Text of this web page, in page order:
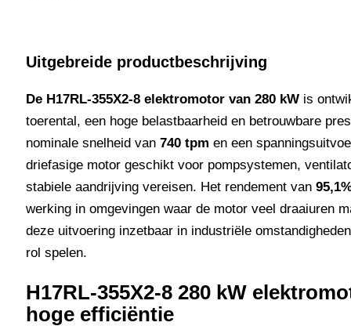
Uitgebreide productbeschrijving
De H17RL-355X2-8 elektromotor van 280 kW is
toerental, een hoge belastbaarheid en betrouwbare
nominale snelheid van 740 tpm en een
driefasige motor geschikt voor pompsystemen,
stabiele aandrijving vereisen. Het rendement van
werking in omgevingen waar de motor veel draaiuren
deze uitvoering inzetbaar in industriële
rol spelen.
H17RL-355X2-8 280 kW
hoge efficiëntie